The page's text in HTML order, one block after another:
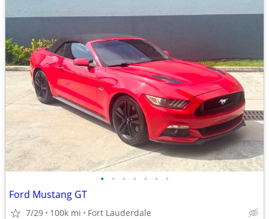
• • • • • • •
Ford Mustang GT
7/29 100k mi Fort Lauderdale